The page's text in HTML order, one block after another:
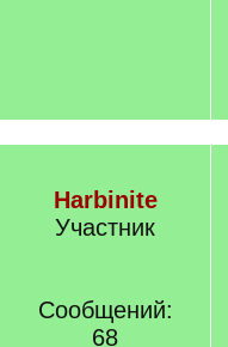
Harbinite
Участник
Сообщений:
68